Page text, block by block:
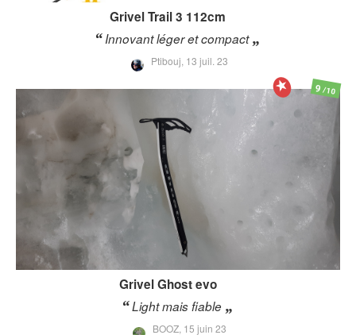
GrivelTrail 3 112cm
Innovant léger et compact
Ptibouj, 13 juil. 23
Grivel Ghost evo
Light mais fiable
BOOZ, 15 juin 23
9/10